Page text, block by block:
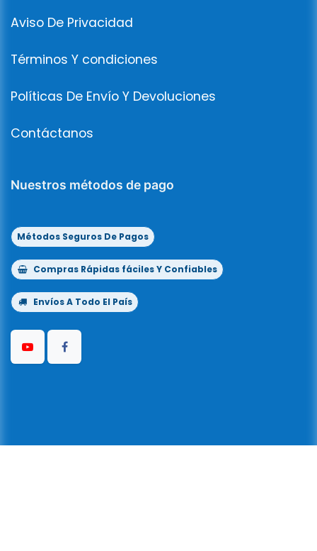
Aviso De Privacidad
Términos Y condiciones
Políticas De Envío Y Devoluciones
Contáctanos
Nuestros métodos de pago
Métodos Seguros De Pagos
Compras Rápidas fáciles Y Confiables
Envíos A Todo El País